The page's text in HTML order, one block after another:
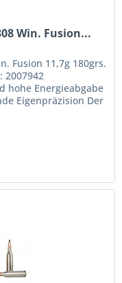
Win. Fusion...
Fusion 11,7g 180grs.
2007942
hohe Energieabgabe
Eigenpräzision Der